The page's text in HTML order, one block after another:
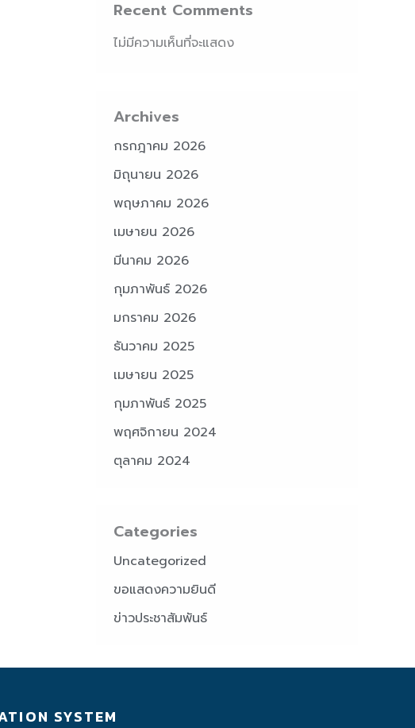
Recent Comments
ไม่มีความเห็นที่จะแสดง
Archives
กรกฎาคม 2026
มิถุนายน 2026
พฤษภาคม 2026
เมษายน 2026
มีนาคม 2026
กุมภาพันธ์ 2026
มกราคม 2026
ธันวาคม 2025
เมษายน 2025
กุมภาพันธ์ 2025
พฤศจิกายน 2024
ตุลาคม 2024
Categories
Uncategorized
ขอแสดงความยินดี
ข่าวประชาสัมพันธ์
SYSTEM